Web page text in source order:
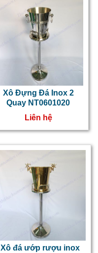
Xô Đựng Đá Inox 2
Quay NT0601020
Liên hệ
Xô đá ướp rượu inox